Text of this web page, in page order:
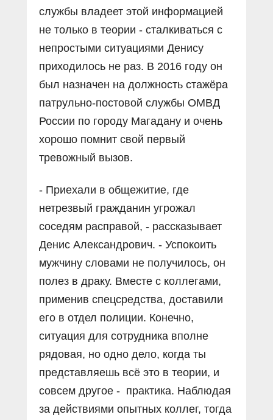
службы владеет этой информацией
не только в теории - сталкиваться с
непростыми ситуациями Денису
приходилось не раз. В 2016 году он
был назначен на должность стажёра
патрульно-постовой службы ОМВД
России по городу Магадану и очень
хорошо помнит свой первый
тревожный вызов.
- Приехали в общежитие, где
нетрезвый гражданин угрожал
соседям расправой, - рассказывает
Денис Александрович. - Успокоить
мужчину словами не получилось, он
полез в драку. Вместе с коллегами,
применив спецсредства, доставили
его в отдел полиции. Конечно,
ситуация для сотрудника вполне
рядовая, но одно дело, когда ты
представляешь всё это в теории, и
совсем другое - практика. Наблюдая
за действиями опытных коллег, тогда